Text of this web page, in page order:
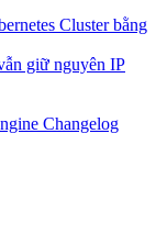
Cluster bằng
giữ nguyên IP
Changelog